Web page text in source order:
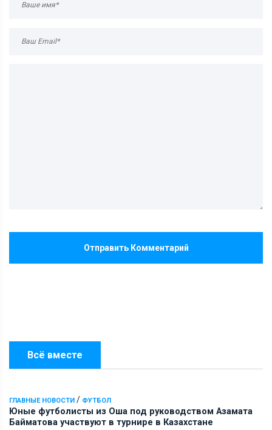
Всё вместе
ГЛАВНЫЕ НОВОСТИ / ФУТБОЛ
Юные футболисты из Оша под руководством Азамата
Байматова участвуют в турнире в Казахстане
Отправить Комментарий